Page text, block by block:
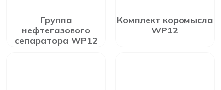
Группа
нефтегазового
сепаратора WP12
Комплект коромысла
WP12